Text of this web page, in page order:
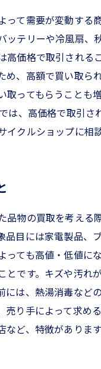
って需要が変動す
ッテリーや冷風扇
高価格で取引され
め、高額で買い取ら
取ってもらうことも
は、高価格で取引
クルショップに相
品物の買取を考え
品目には家電製品、
っても高値・低値に
とです。キズや汚れ
には、熱湯消毒など
売り手によって求め
など、特徴がありま